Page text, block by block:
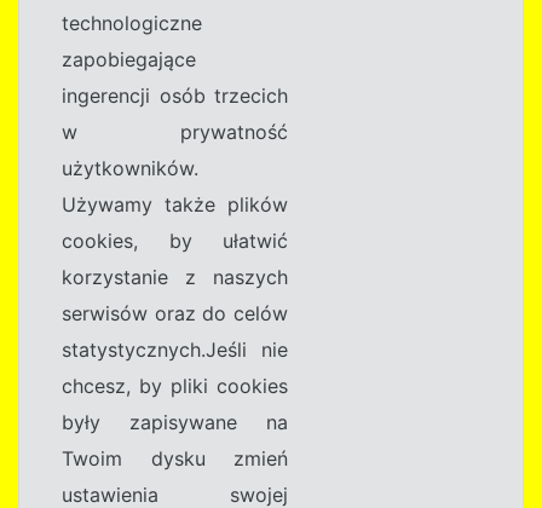
technologiczne
zapobiegające
ingerencji osób trzecich
w prywatność
użytkowników.
Używamy także plików
cookies, by ułatwić
korzystanie z naszych
serwisów oraz do celów
statystycznych.Jeśli nie
chcesz, by pliki cookies
były zapisywane na
Twoim dysku zmień
ustawienia swojej